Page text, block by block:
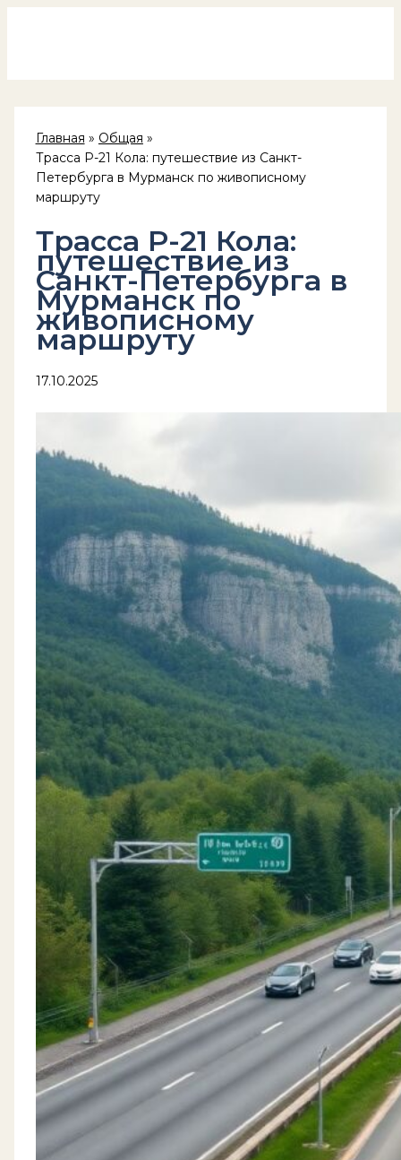
Главная
Общая
Трасса Р-21 Кола: путешествие из Санкт-
Петербурга в Мурманск по живописному
маршруту
Трасса Р-21 Кола:
путешествие из
Санкт-Петербурга в
Мурманск по
живописному
маршруту
17.10.2025